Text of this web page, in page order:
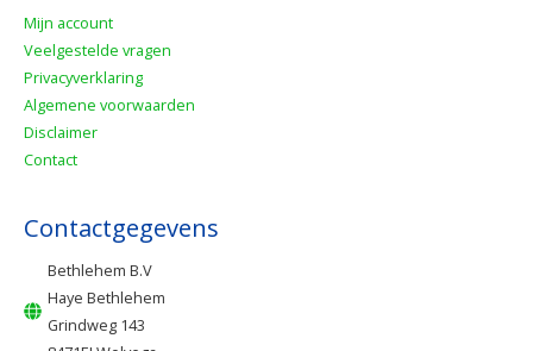
Mijn account
Veelgestelde vragen
Privacyverklaring
Algemene voorwaarden
Disclaimer
Contact
Contactgegevens
Bethlehem B.V
Haye Bethlehem
Grindweg 143